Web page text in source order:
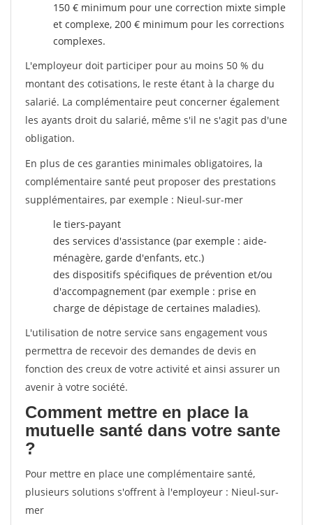
150 € minimum pour une correction mixte simple
et complexe, 200 € minimum pour les corrections
complexes.
L'employeur doit participer pour au moins 50 % du
montant des cotisations, le reste étant à la charge du
salarié. La complémentaire peut concerner également
les ayants droit du salarié, même s'il ne s'agit pas d'une
obligation.
En plus de ces garanties minimales obligatoires, la
complémentaire santé peut proposer des prestations
supplémentaires, par exemple : Nieul-sur-mer
le tiers-payant
des services d'assistance (par exemple : aide-
ménagère, garde d'enfants, etc.)
des dispositifs spécifiques de prévention et/ou
d'accompagnement (par exemple : prise en
charge de dépistage de certaines maladies).
L'utilisation de notre service sans engagement vous
permettra de recevoir des demandes de devis en
fonction des creux de votre activité et ainsi assurer un
avenir à votre société.
Comment mettre en place la
mutuelle santé dans votre sante
?
Pour mettre en place une complémentaire santé,
plusieurs solutions s'offrent à l'employeur : Nieul-sur-
mer